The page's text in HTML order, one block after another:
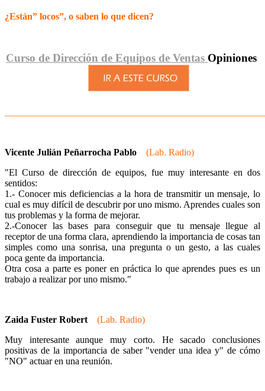
¿Están” locos”, o saben lo que dicen?
Curso de Dirección de Equipos de Ventas Opiniones
Vicente Julián Peñarrocha Pablo
(Lab. Radio)
"El Curso de dirección de equipos, fue muy interesante en dos
sentidos:
1.- Conocer mis deficiencias a la hora de transmitir un mensaje, lo
cual es muy difícil de descubrir por uno mismo. Aprendes cuales son
tus problemas y la forma de mejorar.
2.-Conocer las bases para conseguir que tu mensaje llegue al
receptor de una forma clara, aprendiendo la importancia de cosas tan
simples como una sonrisa, una pregunta o un gesto, a las cuales
poca gente da importancia.
Otra cosa a parte es poner en práctica lo que aprendes pues es un
trabajo a realizar por uno mismo."
Zaida Fuster Robert
(Lab. Radio)
Muy interesante aunque muy corto. He sacado conclusiones
positivas de la importancia de saber "vender una idea y" de cómo
"NO" actuar en una reunión.